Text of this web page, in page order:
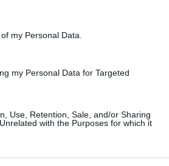
my Personal Data.
my Personal Data for Targeted
Use, Retention, Sale, and/or Sharing
with the Purposes for which it
ΠΡΟΣΘΗΚΗ ΣΧΟΛΙΟΥ